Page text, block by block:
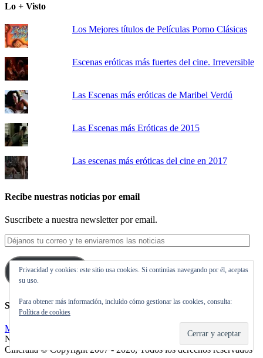
Lo + Visto
Los Mejores títulos de Películas Porno Clásicas
Escenas eróticas más fuertes del cine. Irreversible
Las Escenas más eróticas de Maribel Verdú
Las Escenas más Eróticas de 2015
Las escenas más eróticas del cine en 2017
Recibe nuestras noticias por email
Suscribete a nuestra newsletter por email.
Déjanos
tu
correo
y
te
las
noticias
Suscribirse
Síguenos en Twitter
Mis tuits
Noticias de cine y de series de televisión, críticas, tráilers, estrenos.
Cineralia © Copyright 2007 - 2026, Todos los derechos reservados
Privacidad y cookies: este sitio usa cookies. Si continúas navegando por él, aceptas
su uso.
Para obtener más información, incluido cómo gestionar las cookies, consulta:
Política de cookies